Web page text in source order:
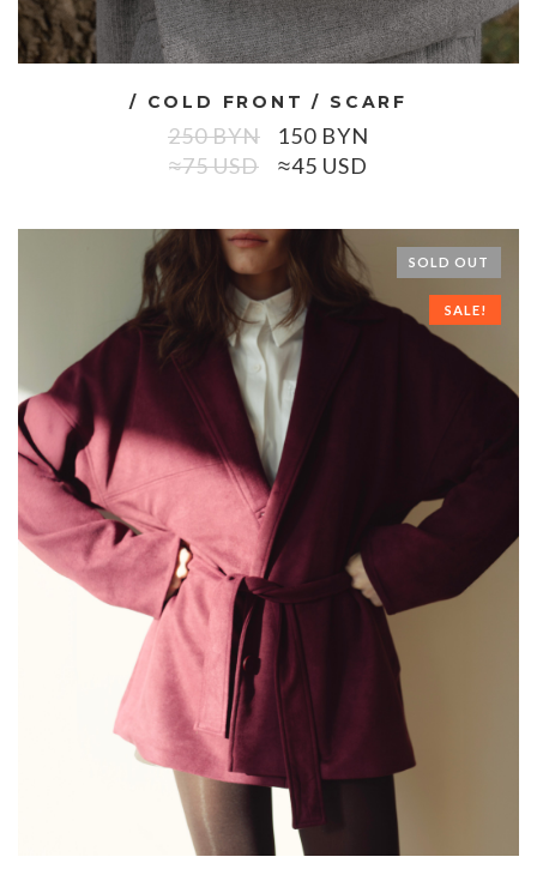
/ COLD FRONT / SCARF
250BYN
≈75 USD
150 BYN
≈45 USD
SOLD OUT
SALE!